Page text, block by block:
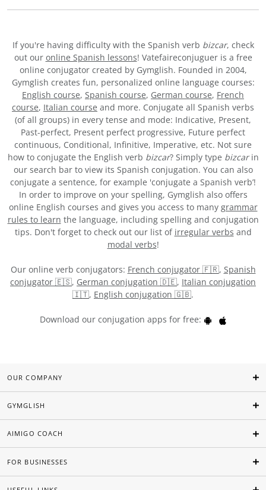
If you're having difficulty with the Spanish verb bizcar, check
out our online Spanish lessons! Vatefaireconjuguer is a free
online conjugator created by Gymglish. Founded in 2004,
Gymglish creates fun, personalized online language courses:
English course, Spanish course, German course, French
course, Italian course and more. Conjugate all Spanish verbs
(of all groups) in every tense and mode: Indicative, Present,
Past-perfect, Present perfect progressive, Future perfect
continuous, Conditional, Infinitive, Imperative, etc. Not sure
how to conjugate the English verb bizcar? Simply type bizcarin
our search bar to view its Spanish conjugation. You can also
conjugate a sentence, for example 'conjugate a Spanish verb’!
In order to improve on your spelling, Gymglish also offers
online English courses and gives you access to many grammar
rules to learn the language, including spelling and conjugation
tips. Don't forget to check out our list of irregular verbs and
modal verbs!
Our online verb conjugators: French conjugator 🇫🇷, Spanish
conjugator 🇪🇸, German conjugation 🇩🇪, Italian conjugation
🇮🇹, English conjugation 🇬🇧.
Download our conjugation apps for free:
OUR COMPANY
GYMGLISH
AIMIGO COACH
FOR BUSINESSES